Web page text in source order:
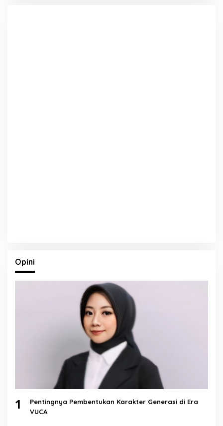
Opini
1
Pentingnya Pembentukan Karakter Generasi di Era
VUCA